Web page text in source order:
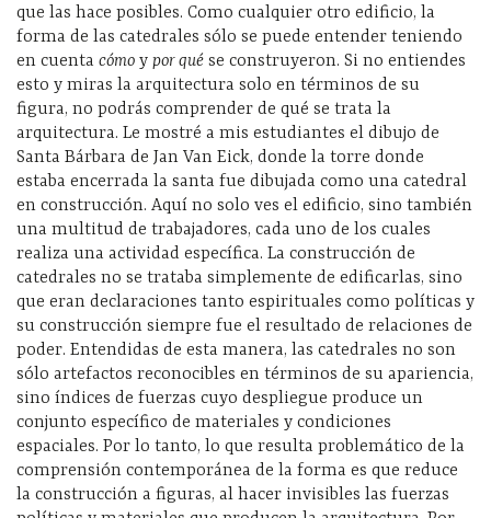
que las hace posibles. Como cualquier otro edificio, la
forma de las catedrales sólo se puede entender teniendo
en cuenta cómo y por qué se construyeron. Si no entiendes
esto y miras la arquitectura solo en términos de su
figura, no podrás comprender de qué se trata la
arquitectura. Le mostré a mis estudiantes el dibujo de
Santa Bárbara de Jan Van Eick, donde la torre donde
estaba encerrada la santa fue dibujada como una catedral
en construcción. Aquí no solo ves el edificio, sino también
una multitud de trabajadores, cada uno de los cuales
realiza una actividad específica. La construcción de
catedrales no se trataba simplemente de edificarlas, sino
que eran declaraciones tanto espirituales como políticas y
su construcción siempre fue el resultado de relaciones de
poder. Entendidas de esta manera, las catedrales no son
sólo artefactos reconocibles en términos de su apariencia,
sino índices de fuerzas cuyo despliegue produce un
conjunto específico de materiales y condiciones
espaciales. Por lo tanto, lo que resulta problemático de la
comprensión contemporánea de la forma es que reduce
la construcción a figuras, al hacer invisibles las fuerzas